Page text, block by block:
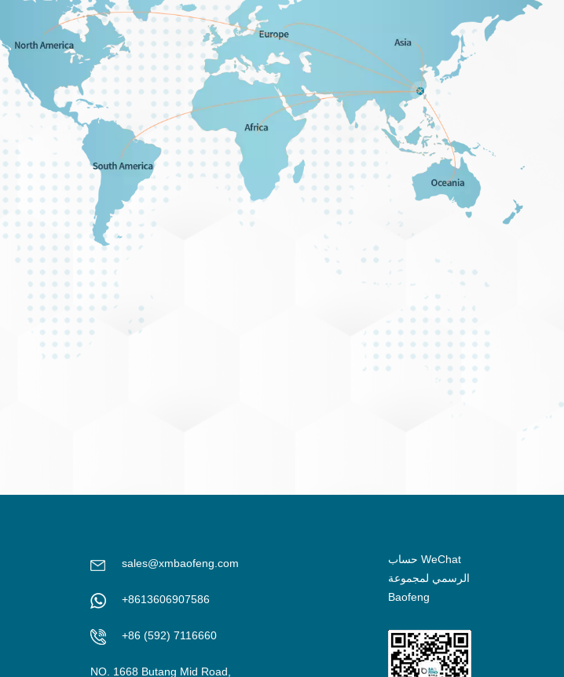
sales@xmbaofeng.com
+8613606907586
+86 (592) 7116660
NO. 1668 Butang Mid Road,
حساب WeChat
الرسمي لمجموعة
Baofeng